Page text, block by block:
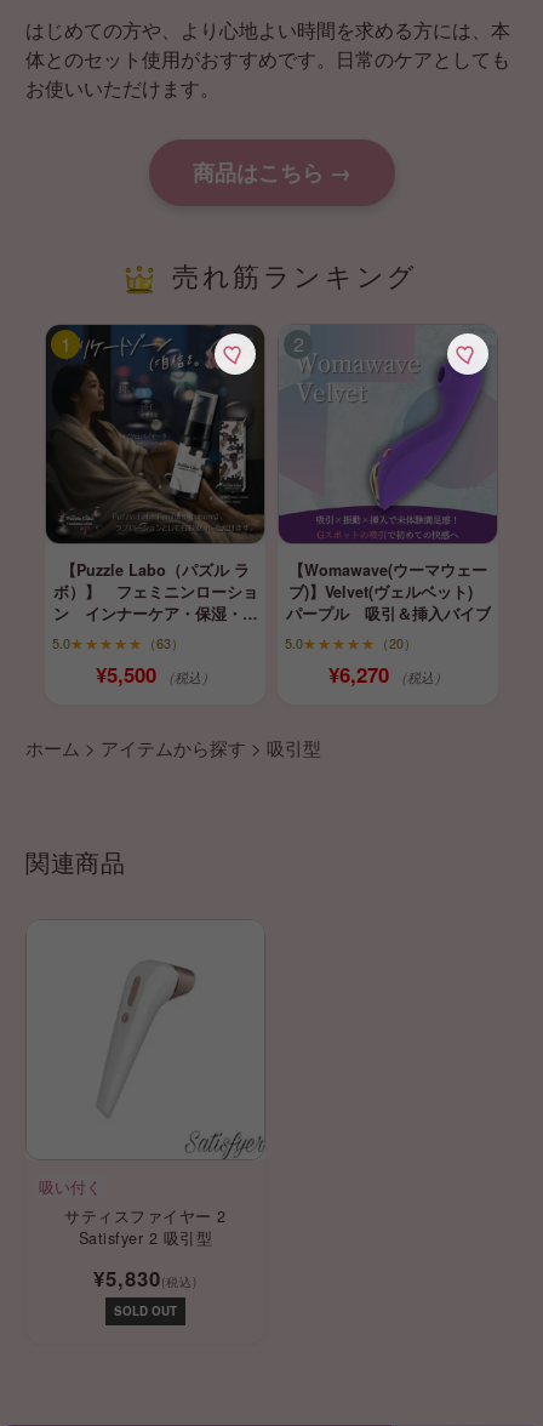
はじめての方や、より心地よい時間を求める方には、本
体とのセット使用がおすすめです。日常のケアとしても
お使いいただけます。
商品はこちら →
売れ筋ランキング
【Puzzle Labo（パズル ラ
ボ）】 フェミニンローショ
ン インナーケア・保湿・育
膣
5.0★★★★★ （63）
¥5,500 （税込）
【Womawave(ウーマウェー
ブ)】Velvet(ヴェルベット)
パープル 吸引＆挿入バイブ
5.0★★★★★ （20）
¥6,270 （税込）
ホーム > アイテムから探す > 吸引型
関連商品
吸い付く
サティスファイヤー 2
Satisfyer 2 吸引型
¥5,830(税込)
SOLD OUT